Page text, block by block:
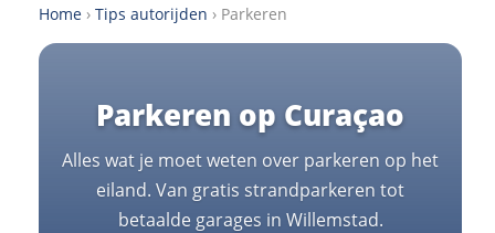
Home ›Tips autorijden › Parkeren
Parkeren op Curaçao
Alles wat je moet weten over parkeren op het
eiland. Van gratis strandparkeren tot
betaalde garages in Willemstad.